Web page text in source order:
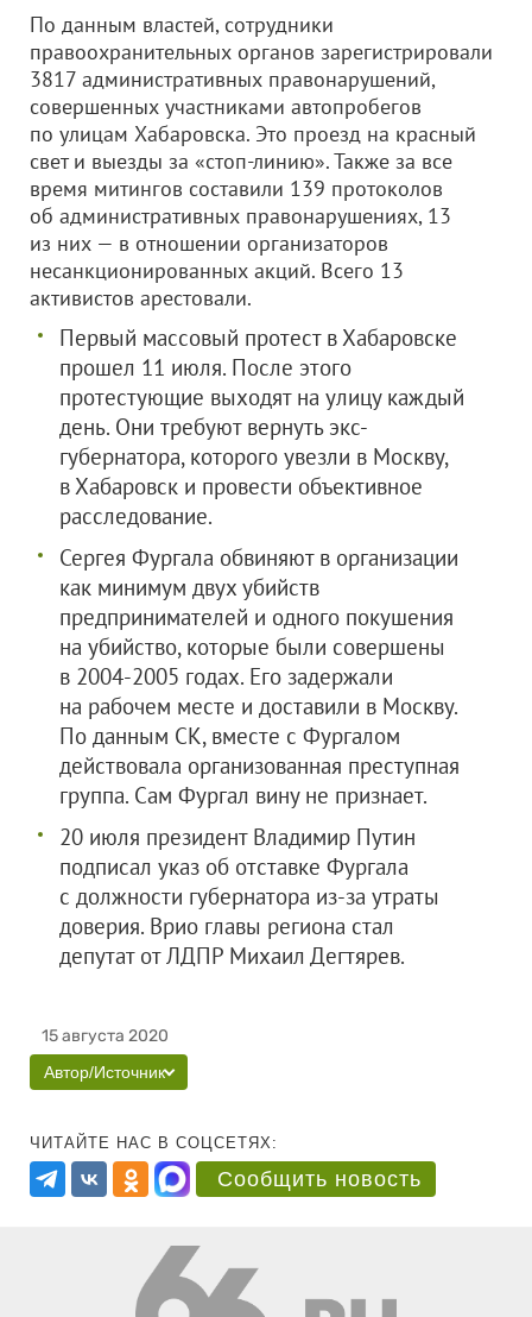
По данным властей, сотрудники
правоохранительных органов зарегистрировали
3817 административных правонарушений,
совершенных участниками автопробегов
по улицам Хабаровска. Это проезд на красный
свет и выезды за «стоп-линию». Также за все
время митингов составили 139 протоколов
об административных правонарушениях, 13
из них — в отношении организаторов
несанкционированных акций. Всего 13
активистов арестовали.
Первый массовый протест в Хабаровске
прошел 11 июля. После этого
протестующие выходят на улицу каждый
день. Они требуют вернуть экс-
губернатора, которого увезли в Москву,
в Хабаровск и провести объективное
расследование.
Сергея Фургала обвиняют в организации
как минимум двух убийств
предпринимателей и одного покушения
на убийство, которые были совершены
в 2004-2005 годах. Его задержали
на рабочем месте и доставили в Москву.
По данным СК, вместе с Фургалом
действовала организованная преступная
группа. Сам Фургал вину не признает.
20 июля президент Владимир Путин
подписал указ об отставке Фургала
с должности губернатора из-за утраты
доверия. Врио главы региона стал
депутат от ЛДПР Михаил Дегтярев.
15 августа 2020
Автор/Источник
ЧИТАЙТЕ НАС В СОЦСЕТЯХ:
Сообщить новость